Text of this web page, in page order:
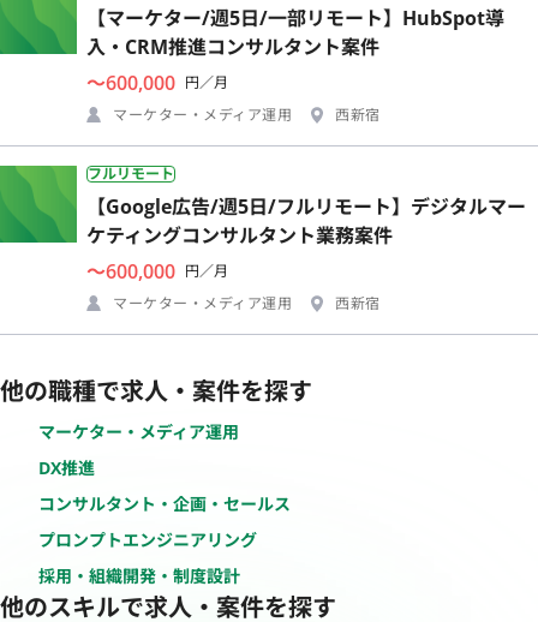
【マーケター/週5日/一部リモート】HubSpot導
入・CRM推進コンサルタント案件
〜600,000 円／月
マーケター・メディア運用
西新宿
フルリモート
【Google広告/週5日/フルリモート】デジタルマー
ケティングコンサルタント業務案件
〜600,000 円／月
マーケター・メディア運用
西新宿
他の職種で求人・案件を探す
マーケター・メディア運用
DX推進
コンサルタント・企画・セールス
プロンプトエンジニアリング
採用・組織開発・制度設計
他のスキルで求人・案件を探す